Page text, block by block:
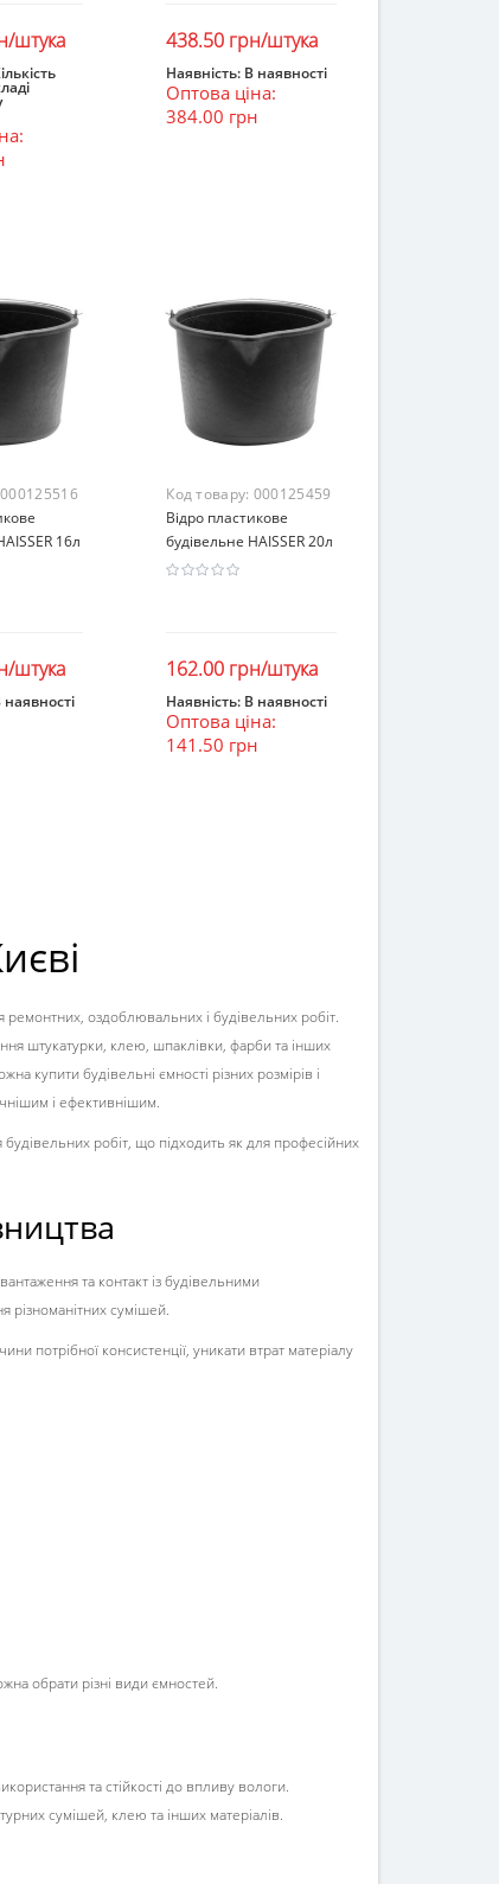
штука 438.50 грн/штука
В кошик
Наявність: В наявності
Оптова ціна:
384.00 грн
000125516
16л
штука
наявності
Код товару: 000125459
Відро пластикове
будівельне HAISSER 20л
162.00 грн/штука
В кошик
Наявність: В наявності
Оптова ціна:
141.50 грн
оздоблювальних і будівельних робіт.
штукатурки, клею, шпаклівки, фарби та інших
купити будівельні ємності різних розмірів і
і ефективнішим.
будівельних робіт, що підходить як для професійних
та контакт із будівельними
різноманітних сумішей.
потрібної консистенції, уникати втрат матеріалу
обрати різні види ємностей.
та стійкості до впливу вологи.
сумішей, клею та інших матеріалів.